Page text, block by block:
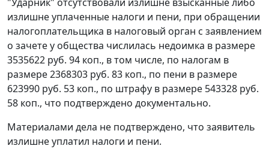
"Ударник" отсутствовали излишне взысканные либо
излишне уплаченные налоги и пени, при обращении
налогоплательщика в налоговый орган с заявлением
о зачете у общества числилась недоимка в размере
3535622 руб. 94 коп., в том числе, по налогам в
размере 2368303 руб. 83 коп., по пени в размере
623990 руб. 53 коп., по штрафу в размере 543328 руб.
58 коп., что подтверждено документально.
Материалами дела не подтверждено, что заявитель
излишне уплатил налоги и пени.